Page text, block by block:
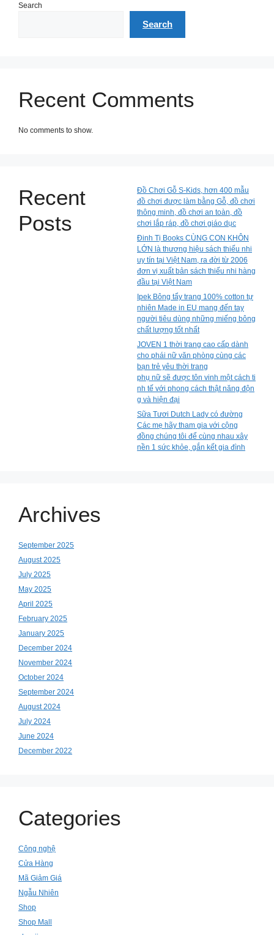
Search
Search
Recent Comments
No comments to show.
Recent
Posts
Đồ Chơi Gỗ S-Kids, hơn 400 mẫu
đồ chơi được làm bằng Gỗ, đồ chơi
thông minh, đồ chơi an toàn, đồ
chơi lắp ráp, đồ chơi giáo dục
Đinh Tị Books CÙNG CON KHÔN
LỚN là thương hiệu sách thiếu nhi
uy tín tại Việt Nam, ra đời từ 2006
đơn vị xuất bản sách thiếu nhi hàng
đầu tại Việt Nam
Ipek Bông tẩy trang 100% cotton tự
nhiên Made in EU mang đến tay
người tiêu dùng những miếng bông
chất lượng tốt nhất
JOVEN 1 thời trang cao cấp dành
cho phái nữ văn phòng cùng các
bạn trẻ yêu thời trang
phụ nữ sẽ được tôn vinh một cách ti
nh tế với phong cách thật năng độn
g và hiện đại
Sữa Tươi Dutch Lady có đường
Các mẹ hãy tham gia với cộng
đồng chúng tôi để cùng nhau xây
nền 1 sức khỏe, gắn kết gia đình
Archives
September 2025
August 2025
July 2025
May 2025
April 2025
February 2025
January 2025
December 2024
November 2024
October 2024
September 2024
August 2024
July 2024
June 2024
December 2022
Categories
Công nghệ
Cửa Hàng
Mã Giảm Giá
Ngẫu Nhiên
Shop
Shop Mall